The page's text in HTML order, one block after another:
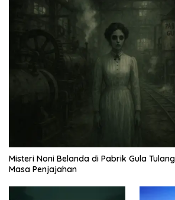
Misteri Noni Belanda di Pabrik Gula
Masa Penjajahan